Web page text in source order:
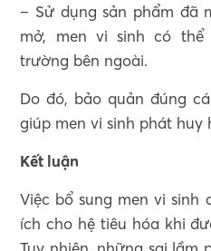
– Sử dụng sản phẩm đã
mở, men vi sinh có
trường bên ngoài.
Do đó, bảo quản đúng
giúp men vi sinh phát huy
Kết luận
Việc bổ sung men vi sinh
ích cho hệ tiêu hóa khi